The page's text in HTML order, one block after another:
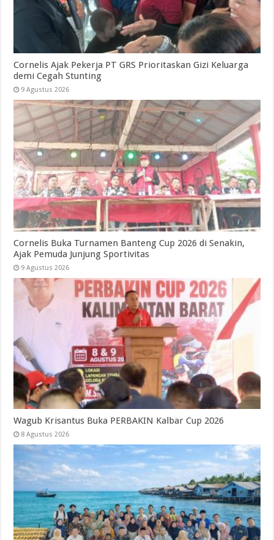
Cornelis Ajak Pekerja PT GRS Prioritaskan Gizi Keluarga
demi Cegah Stunting
9 Agustus 2026
Cornelis Buka Turnamen Banteng Cup 2026 di Senakin,
Ajak Pemuda Junjung Sportivitas
9 Agustus 2026
Wagub Krisantus Buka PERBAKIN Kalbar Cup 2026
8 Agustus 2026